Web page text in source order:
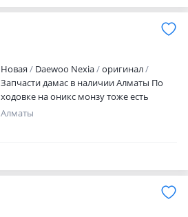
Новая Daewoo Nexia
оригинал
Запчасти дамас в наличии Алматы По
ходовке на оникс монзу тоже есть
Алматы